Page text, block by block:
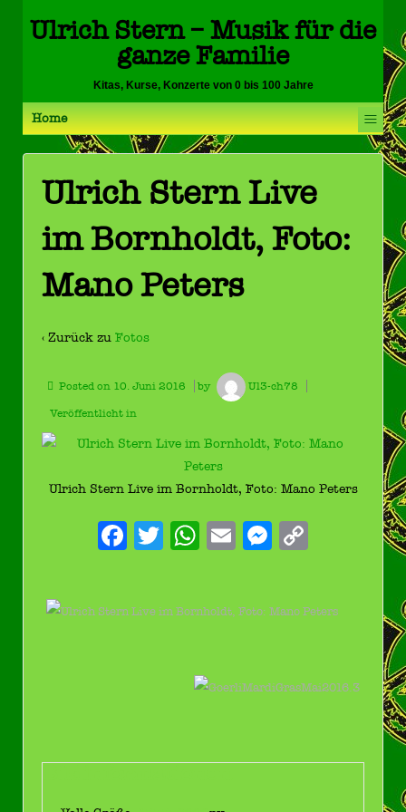
Ulrich Stern – Musik für die
ganze Familie
Kitas, Kurse, Konzerte von 0 bis 100 Jahre
Home ≡
Ulrich Stern Live
im Bornholdt, Foto:
Mano Peters
‹ Zurück zu Fotos
Posted on 10. Juni 2016 by Ul3-ch78
Veröffentlicht in
Ulrich Stern Live im Bornholdt, Foto: Mano Peters
Facebook
Twitter
WhatsApp
Email